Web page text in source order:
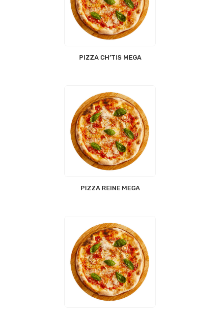
PIZZA CH’TIS MEGA
PIZZA REINE MEGA